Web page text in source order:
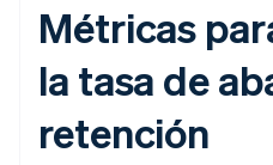
Métricas
la tasa de
retención